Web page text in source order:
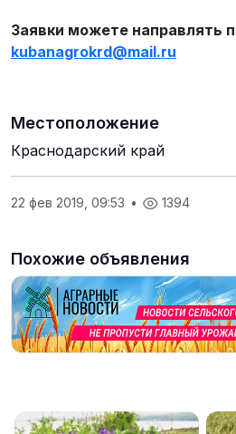
Заявки можете направлять
kubanagrokrd@mail.ru
Местоположение
Краснодарский край
22 фев 2019, 09:53 • 1394
Похожие объявления